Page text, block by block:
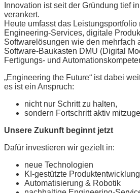
Innovation ist seit der Gründung tief
verankert.
Heute umfasst das Leistungsportfolio
Engineering‑Services, digitale
Softwarelösungen wie den mehrfach
Software-Baukasten DMU (Digital
Fertigungs- und
„Engineering the Future“ ist dabei
es ist ein Anspruch:
nicht nur Schritt zu halten,
sondern Fortschritt aktiv
Unsere Zukunft beginnt jetzt
Dafür investieren wir gezielt in:
neue Technologien
KI‑gestützte Produktentwicklung
Automatisierung & Robotik